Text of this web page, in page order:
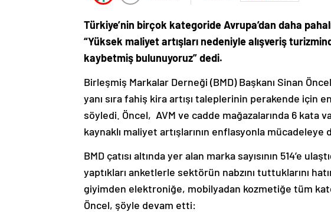
Türkiye’nin birçok kategoride Avrupa’dan daha
“Yüksek maliyet artışları nedeniyle alışveriş
kaybetmiş bulunuyoruz” dedi.
Birleşmiş Markalar Derneği (BMD) Başkanı Sinan
yanı sıra fahiş kira artışı taleplerinin perakende için
söyledi. Öncel, AVM ve cadde mağazalarında 6 kata
kaynaklı maliyet artışlarının enflasyonla mücadeleye
BMD çatısı altında yer alan marka sayısının 514’e
yaptıkları anketlerle sektörün nabzını tuttuklarını
giyimden elektroniğe, mobilyadan kozmetiğe tüm
Öncel, şöyle devam etti: